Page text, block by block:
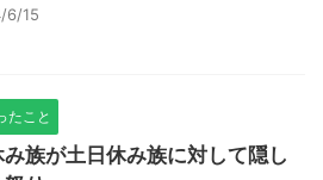
6/15
たこと
族が土日休み族に対して隠し